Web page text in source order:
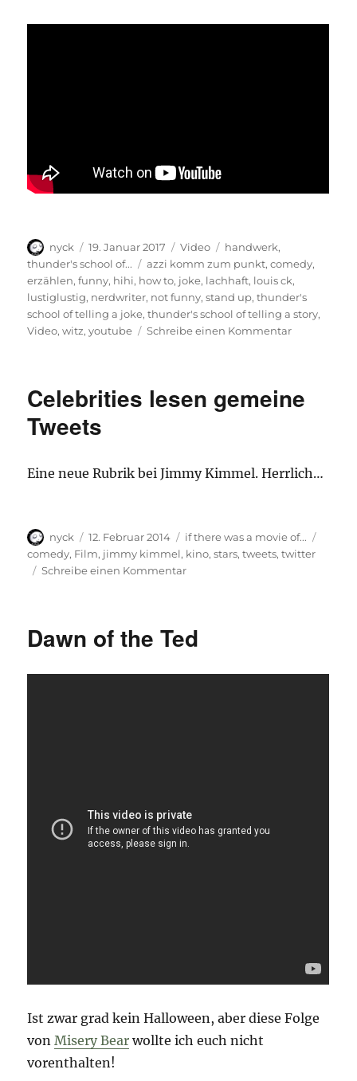
Autor
nyck
Veröffentlicht
am
19. Januar 2017 Format
Video Kategorien
handwerk,
thunder's school of...
Schlagwörter
azzi komm zum punkt,comedy,
erzählen,funny, hihi, how to, joke, lachhaft, louis ck,
lustiglustig, nerdwriter, not funny,stand up,thunder's
school of telling a joke,thunder's school of telling a story,
Video,witz,youtube Schreibe einen Kommentarzu
wir,
erzählt.
Celebrities lesen gemeine
Tweets
Eine neue Rubrik bei Jimmy Kimmel. Herrlich…
Autor
nyck
Veröffentlicht
am
12. Februar 2014 Kategorien
if there was a movie of...
comedy, Film, jimmy kimmel, kino,stars,tweets,twitter
Schreibe einen Kommentarzu
Tweets
Dawn of the Ted
Ist zwar grad kein Halloween, aber diese Folge
vonMisery Bear wollte ich euch nicht
vorenthalten!